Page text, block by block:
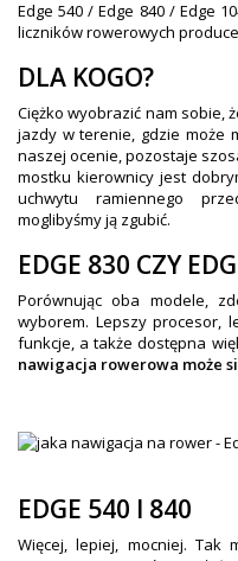
Edge 540 / Edge 840 / Edge
liczników rowerowych
DLA KOGO?
Ciężko wyobrazić nam sobie,
jazdy w terenie, gdzie może
naszej ocenie, pozostaje
mostku kierownicy jest
uchwytu ramiennego
moglibyśmy ją zgubić.
EDGE 830 CZY
Porównując oba modele,
wyborem. Lepszy procesor,
funkcje, a także dostępna
nawigacja rowerowa może
EDGE 540 I 840
Więcej, lepiej, mocniej. Tak